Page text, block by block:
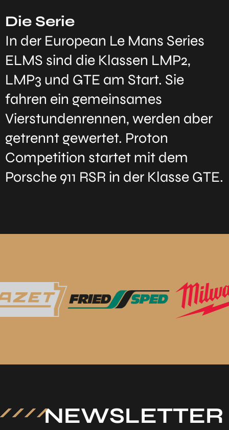
Die Serie
In der European Le Mans Series
ELMS sind die Klassen LMP2,
LMP3 und GTE am Start. Sie
fahren ein gemeinsames
Vierstundenrennen, werden aber
getrennt gewertet. Proton
Competition startet mit dem
Porsche 911 RSR in der Klasse GTE.
NEWSLETTER